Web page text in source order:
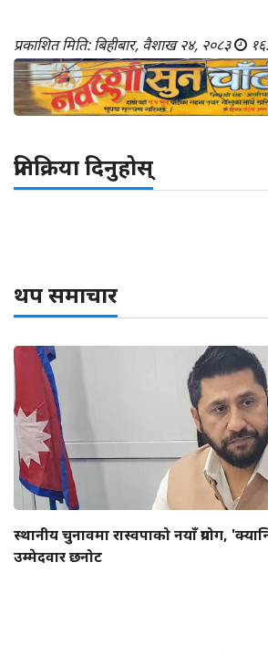
प्रकाशित मिति: बिहीबार, वैशाख २४, २०८३
प्रतिक्रिया दिनुहोस्
थप समाचार
स्थानीय चुनावमा रास्वपाको नयाँ प्रयोग,
उम्मेदवार छनोट